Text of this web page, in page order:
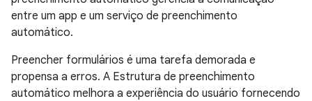
entre um app e um serviço de preenchimento
automático.
Preencher formulários é uma tarefa demorada e
propensa a erros. A Estrutura de preenchimento
automático melhora a experiência do usuário fornecendo